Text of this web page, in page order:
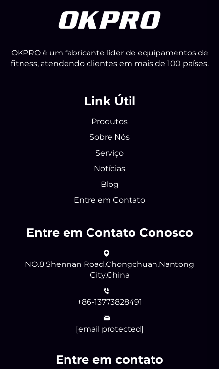
OKPRO é um fabricante líder de equipamentos de
fitness, atendendo clientes em mais de 100 países.
Link Útil
Produtos
Sobre Nós
Serviço
Notícias
Blog
Entre em Contato
Entre em Contato Conosco
NO.8 Shennan Road,Chongchuan,Nantong
City,China
+86-13773828491
[email protected]
Entre em contato